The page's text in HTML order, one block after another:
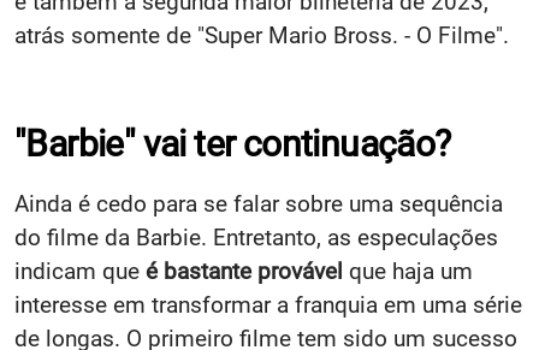
atrás somente de "Super Mario Bross. - O Filme".
"Barbie" vai ter continuação?
Ainda é cedo para se falar sobre uma sequência
do filme da Barbie. Entretanto, as especulações
indicam que é bastante provável que haja um
interesse em transformar a franquia em uma série
de longas. O primeiro filme tem sido um sucesso